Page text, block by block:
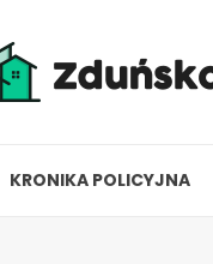
KRONIKA POLICYJNA